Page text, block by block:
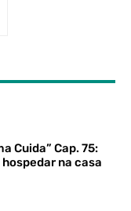
Cuida” Cap. 75:
na casa